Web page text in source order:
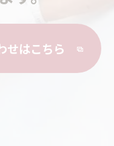
せはこちら